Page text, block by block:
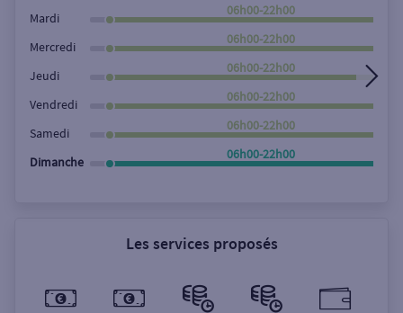
Rechercher
Mardi
06h00-22h00
Mercredi
06h00-22h00
Jeudi
06h00-22h00
Vendredi
06h00-22h00
Samedi
06h00-22h00
Dimanche
06h00-22h00
Les services proposés